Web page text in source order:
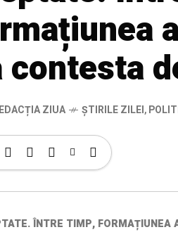
contesta
ZIUA ȘTIRILE ZILEI,
ÎNTRE TIMP, FORMAȚIUNEA